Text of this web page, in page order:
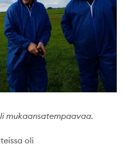
mukaansatempaavaa.
oli